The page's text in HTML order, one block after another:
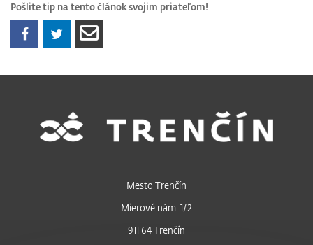
Pošlite tip na tento článok svojim priateľom!
Mesto Trenčín
Mierové nám. 1/2
911 64 Trenčín